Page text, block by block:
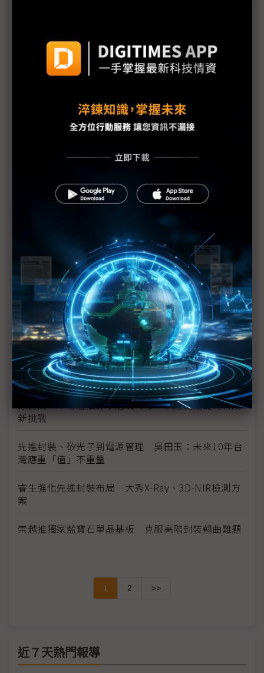
華邦電DRAM連2季漲價近9成 4Q25拚全年高峰
Jim Keller籲AI晶片開發大眾化 以RISC-V打破技術
東台、東捷聯手闖半導體 鎖定晶圓加工、先進封裝
AI晶片需求獨大成趨勢 「非AI」降溫業者如何彎道
超車？
記憶體三大廠同台較勁秀技術 搶攻客製化HBM戰局
台積、日月光成軍3D IC聯盟 34家成員化解先進封
裝瓶頸
法國切入台灣晶片生態系 專注先進封裝、與鴻海新
合作關係
徐秀蘭：半導體掐脖子危機轉移 供應鏈關鍵材料成
新挑戰
先進封裝、矽光子到電源管理 吳田玉：未來10年台
灣應重「值」不重量
睿生強化先進封裝布局 大秀X-Ray、3D-NIR檢測方
案
崇越推獨家藍寶石單晶基板 克服高階封裝翹曲難題
1 2 >>
近７天熱門報導